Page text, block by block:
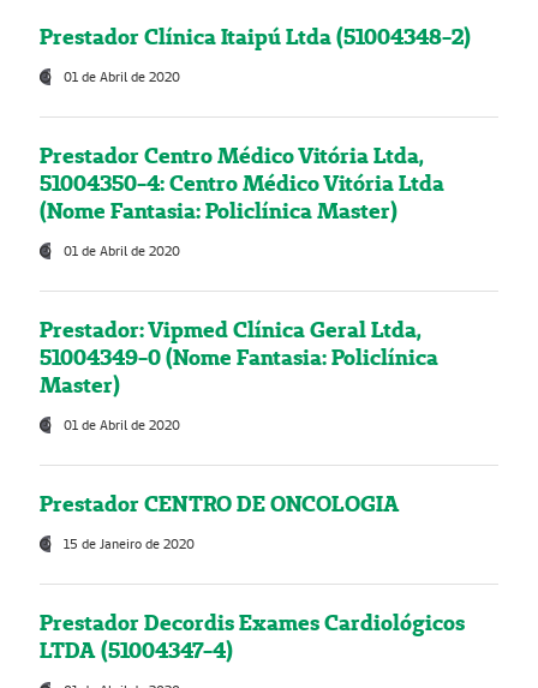
Prestador Clínica Itaipú Ltda (51004348-2)
01 de Abril de 2020
Prestador Centro Médico Vitória Ltda,
51004350-4: Centro Médico Vitória Ltda
(Nome Fantasia: Policlínica Master)
01 de Abril de 2020
Prestador: Vipmed Clínica Geral Ltda,
51004349-0 (Nome Fantasia: Policlínica
Master)
01 de Abril de 2020
Prestador CENTRO DE ONCOLOGIA
15 de Janeiro de 2020
Prestador Decordis Exames Cardiológicos
LTDA (51004347-4)